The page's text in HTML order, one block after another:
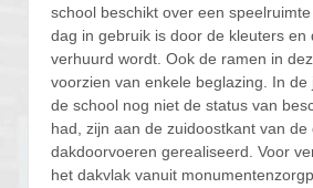
school beschikt over een
dag in gebruik is door de kleuters en
verhuurd wordt. Ook de ramen in
voorzien van enkele beglazing. In de
de school nog niet de status van
had, zijn aan de zuidoostkant van de
dakdoorvoeren gerealiseerd. Voor
het dakvlak vanuit